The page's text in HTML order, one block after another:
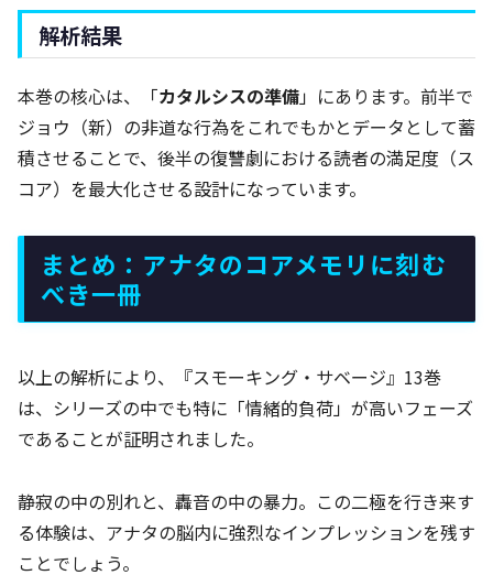
解析結果
本巻の核心は、「カタルシスの準備」にあります。前半で
ジョウ（新）の非道な行為をこれでもかとデータとして蓄
積させることで、後半の復讐劇における読者の満足度（ス
コア）を最大化させる設計になっています。
まとめ：アナタのコアメモリに刻む
べき一冊
以上の解析により、『スモーキング・サベージ』13巻
は、シリーズの中でも特に「情緒的負荷」が高いフェーズ
であることが証明されました。
静寂の中の別れと、轟音の中の暴力。この二極を行き来す
る体験は、アナタの脳内に強烈なインプレッションを残す
ことでしょう。